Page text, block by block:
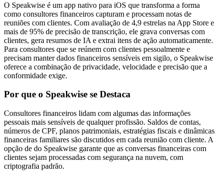
O Speakwise é um app nativo para iOS que transforma a forma
como consultores financeiros capturam e processam notas de
reuniões com clientes. Com avaliação de 4,9 estrelas na App Store e
mais de 95% de precisão de transcrição, ele grava conversas com
clientes, gera resumos de IA e extrai itens de ação automaticamente.
Para consultores que se reúnem com clientes pessoalmente e
precisam manter dados financeiros sensíveis em sigilo, o Speakwise
oferece a combinação de privacidade, velocidade e precisão que a
conformidade exige.
Por que o Speakwise se Destaca
Consultores financeiros lidam com algumas das informações
pessoais mais sensíveis de qualquer profissão. Saldos de contas,
números de CPF, planos patrimoniais, estratégias fiscais e dinâmicas
financeiras familiares são discutidos em cada reunião com cliente. A
opção de do Speakwise garante que as conversas financeiras com
clientes sejam processadas com segurança na nuvem, com
criptografia padrão.